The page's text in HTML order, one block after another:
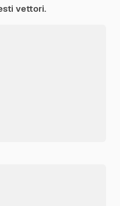
vettori.